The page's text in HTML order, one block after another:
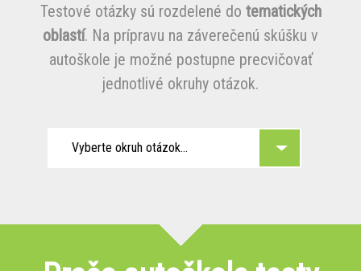
Testové otázky sú rozdelené do tematických
oblastí. Na prípravu na záverečenú skúšku v
autoškole je možné postupne precvičovať
jednotlivé okruhy otázok.
Vyberte okruh otázok...